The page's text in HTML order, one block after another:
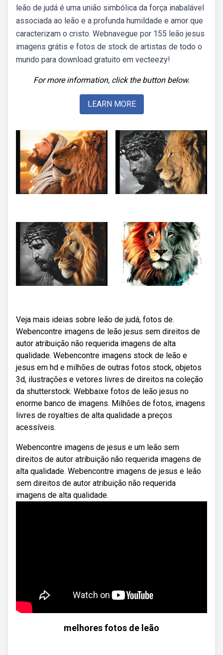
leão de judá é uma união simbólica da força inabalável
associada ao leão e a profunda humildade e amor que
caracterizam o cristo. Webnavegue por 155 leão jesus
imagens grátis e fotos de stock de artistas de todo o
mundo para download gratuito em vecteezy!
For more information, click the button below.
LEARN MORE
Veja mais ideias sobre leão de judá, fotos de.
Webencontre imagens de leão jesus sem direitos de
autor atribuição não requerida imagens de alta
qualidade. Webencontre imagens stock de leão e
jesus em hd e milhões de outras fotos stock, objetos
3d, ilustrações e vetores livres de direitos na coleção
da shutterstock. Webbaixe fotos de leão jesus no
enorme banco de imagens. Milhões de fotos, imagens
livres de royalties de alta qualidade a preços
acessíveis.
Webencontre imagens de jesus e um leão sem
direitos de autor atribuição não requerida imagens de
alta qualidade. Webencontre imagens de jesus e leão
sem direitos de autor atribuição não requerida
imagens de alta qualidade.
melhores fotos de leão